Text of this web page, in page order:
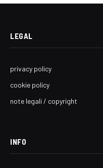
LEGAL
privacy policy
cookie policy
note legali / copyright
INFO